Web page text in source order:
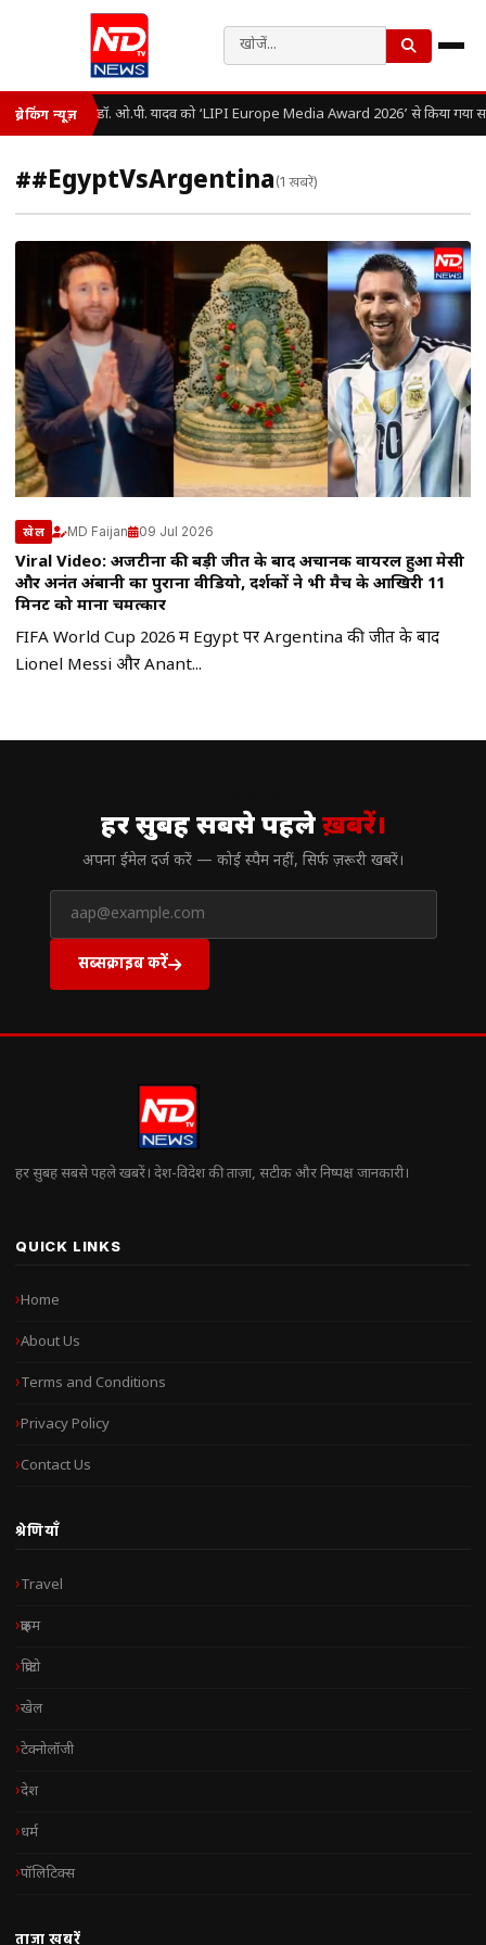
ब्रेकिंग न्यूज़ डॉ. ओ.पी. यादव को ‘LIPI Europe Media Award 2026’ से किया गया
##EgyptVsArgentina (1 खबरें)
खेल MD Faijan 09 Jul 2026
Viral Video: अर्जेंटीना की बड़ी जीत के बाद अचानक वायरल हुआ मेसी
और अनंत अंबानी का पुराना वीडियो, दर्शकों ने भी मैच के आखिरी 11
मिनट को माना चमत्कार
FIFA World Cup 2026 में Egypt पर Argentina की जीत के बाद
Lionel Messi और Anant...
हर सुबह सबसे पहलेख़बरें।
अपना ईमेल दर्ज करें — कोई स्पैम नहीं, सिर्फ ज़रूरी खबरें।
सब्सक्राइब करें
हर सुबह सबसे पहले खबरें। देश-विदेश की ताज़ा, सटीक और निष्पक्ष जानकारी।
QUICK LINKS
Home
About Us
Terms and Conditions
Privacy Policy
Contact Us
श्रेणियाँ
Travel
क्राइम
क्रिप्टो
खेल
टेक्नोलॉजी
देश
धर्म
पॉलिटिक्स
ताज़ा खबरें